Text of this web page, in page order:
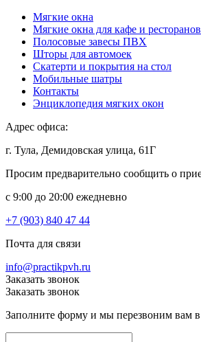
Мягкие окна
Мягкие окна для кафе и ресторанов
Полосовые завесы ПВХ
Шторы для автомоек
Скатерти и покрытия на стол
Мобильные шатры
Контакты
Энциклопедия мягких окон
Адрес офиса:
г. Тула, Демидовская улица, 61Г
Просим предварительно сообщить о
c 9:00 до 20:00 ежедневно
+7 (903) 840 47 44
Почта для связи
info@practikpvh.ru
Заказать звонок
Заказать звонок
Заполните форму и мы перезвоним вам